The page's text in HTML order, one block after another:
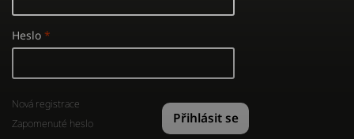
Heslo
Přihlásit se
Nová registrace
Zapomenuté heslo